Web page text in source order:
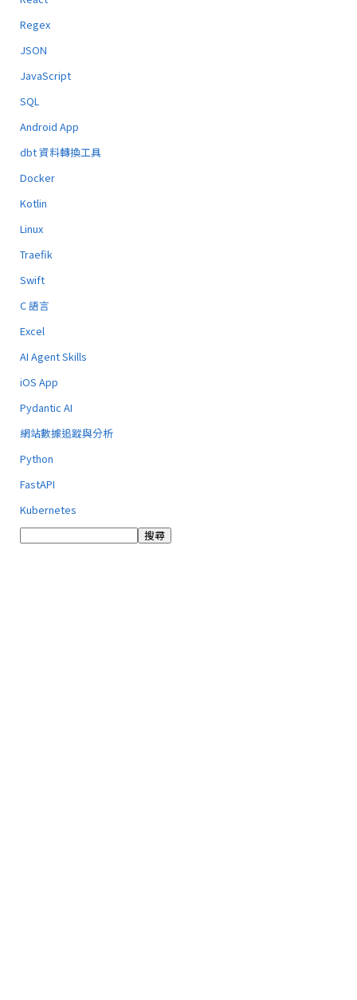
Regex
JSON
JavaScript
SQL
Android App
dbt 資料轉換工具
Docker
Kotlin
Linux
Traefik
Swift
C 語言
Excel
AI Agent Skills
iOS App
Pydantic AI
網站數據追蹤與分析
Python
FastAPI
Kubernetes